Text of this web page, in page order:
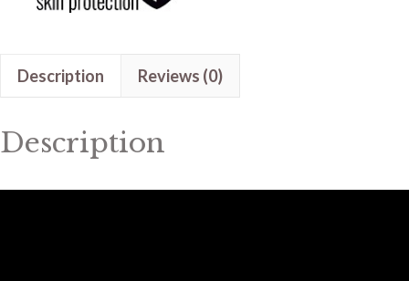
Description Reviews (0)
Description